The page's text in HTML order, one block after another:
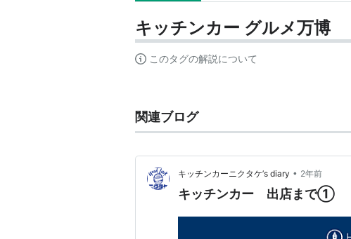
キッチンカー グルメ万博
このタグの解説について
関連ブログ
キッチンカーニクタケ’s diary • 2年前
キッチンカー 出店まで①